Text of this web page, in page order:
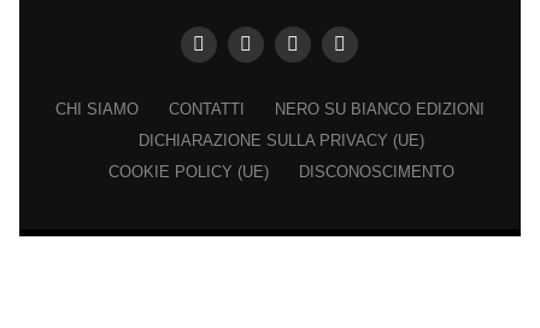
CHI SIAMO CONTATTI
NERO SU BIANCO EDIZIONI
DICHIARAZIONE SULLA PRIVACY (UE)
COOKIE POLICY (UE)
DISCONOSCIMENTO